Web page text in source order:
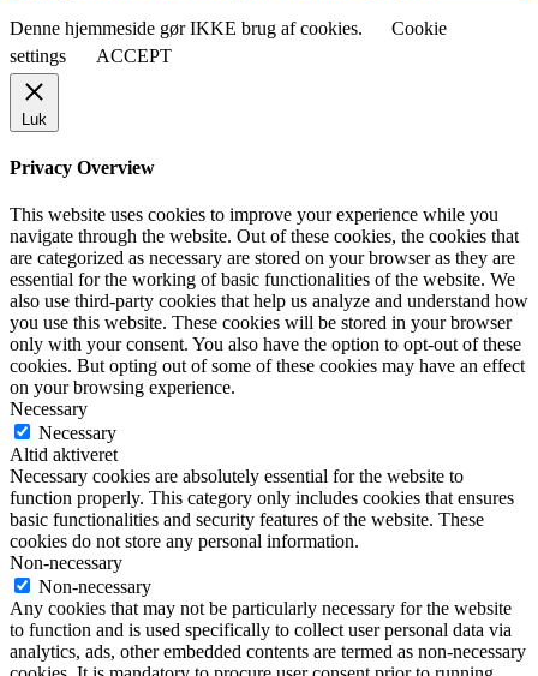
Denne hjemmeside gør IKKE brug af cookies.
Cookie
settings
ACCEPT
Luk
Privacy Overview
This website uses cookies to improve your experience while you
navigate through the website. Out of these cookies, the cookies that
are categorized as necessary are stored on your browser as they are
essential for the working of basic functionalities of the website. We
also use third-party cookies that help us analyze and understand how
you use this website. These cookies will be stored in your browser
only with your consent. You also have the option to opt-out of these
cookies. But opting out of some of these cookies may have an effect
on your browsing experience.
Necessary
Necessary
Altid aktiveret
Necessary cookies are absolutely essential for the website to
function properly. This category only includes cookies that ensures
basic functionalities and security features of the website. These
cookies do not store any personal information.
Non-necessary
Non-necessary
Any cookies that may not be particularly necessary for the website
to function and is used specifically to collect user personal data via
analytics, ads, other embedded contents are termed as non-necessary